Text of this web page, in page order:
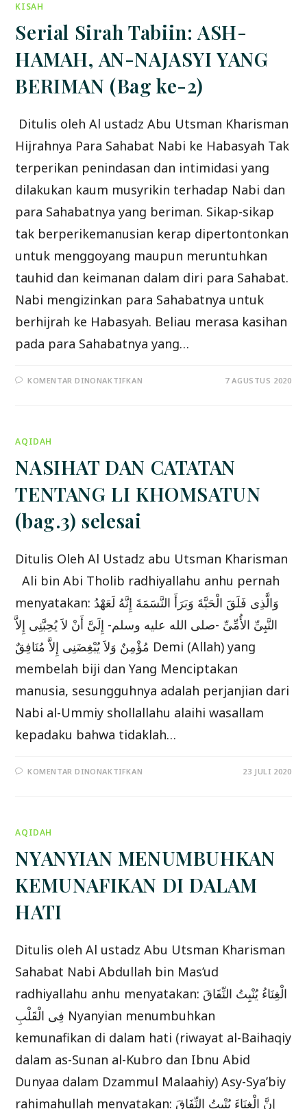
KEISLAMAN
YANG
PALING
UTAMA
KISAH
Serial Sirah Tabiin: ASH-
HAMAH, AN-NAJASYI YANG
BERIMAN (Bag ke-2)
Ditulis oleh Al ustadz Abu Utsman Kharisman
Hijrahnya Para Sahabat Nabi ke Habasyah Tak
terperikan penindasan dan intimidasi yang
dilakukan kaum musyrikin terhadap Nabi dan
para Sahabatnya yang beriman. Sikap-sikap
tak berperikemanusian kerap dipertontonkan
untuk menggoyang maupun meruntuhkan
tauhid dan keimanan dalam diri para Sahabat.
Nabi mengizinkan para Sahabatnya untuk
berhijrah ke Habasyah. Beliau merasa kasihan
pada para Sahabatnya yang…
KOMENTAR DINONAKTIFKAN
BERIMAN
(BAG
KE-
2)
7 AGUSTUS 2020
AQIDAH
NASIHAT DAN CATATAN
TENTANG LI KHOMSATUN
(bag.3) selesai
Ditulis Oleh Al Ustadz abu Utsman Kharisman
Ali bin Abi Tholib radhiyallahu anhu pernah
menyatakan: وَالَّذِى فَلَقَ الْحَبَّةَ وَبَرَأَ النَّسَمَةَ إِنَّهُ لَعَهْدُ
النَّبِىِّ الأُمِّىِّ -صلى الله عليه وسلم- إِلَىَّ أَنْ لاَ يُحِبَّنِى إِلاَّ
مُؤْمِنٌ وَلاَ يُبْغِضَنِى إِلاَّ مُنَافِقٌ Demi (Allah) yang
membelah biji dan Yang Menciptakan
manusia, sesungguhnya adalah perjanjian dari
Nabi al-Ummiy shollallahu alaihi wasallam
kepadaku bahwa tidaklah…
KOMENTAR DINONAKTIFKAN 23 JULI 2020
AQIDAH
NYANYIAN MENUMBUHKAN
KEMUNAFIKAN DI DALAM
HATI
Ditulis oleh Al ustadz Abu Utsman Kharisman
Sahabat Nabi Abdullah bin Mas’ud
radhiyallahu anhu menyatakan: الْغِنَاءُ يُنْبِتُ النِّفَاقَ
فِى الْقَلْبِ Nyanyian menumbuhkan
kemunafikan di dalam hati (riwayat al-Baihaqiy
dalam as-Sunan al-Kubro dan Ibnu Abid
Dunyaa dalam Dzammul Malaahiy) Asy-Sya’biy
rahimahullah menyatakan: إِنَّ الْغِنَاءَ يُنْبِتُ النِّفَاقَ